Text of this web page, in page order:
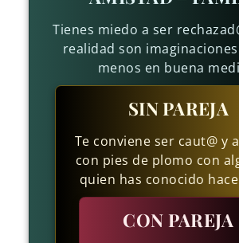
Tienes miedo a ser
realidad son
menos en buena
SIN PAREJA
Te conviene ser caut@ y
con pies de plomo con
quien has conocido
CON PAREJA